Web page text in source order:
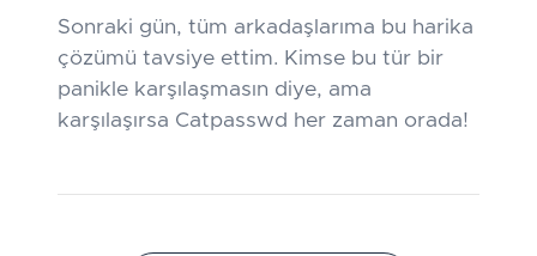
Sonraki gün, tüm arkadaşlarıma bu harika
çözümü tavsiye ettim. Kimse bu tür bir
panikle karşılaşmasın diye, ama
karşılaşırsa Catpasswd her zaman orada!